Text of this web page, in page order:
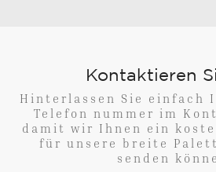
Kontaktieren
Hinterlassen Sie einfach
Telefon nummer im
damit wir Ihnen ein
für unsere breite
senden